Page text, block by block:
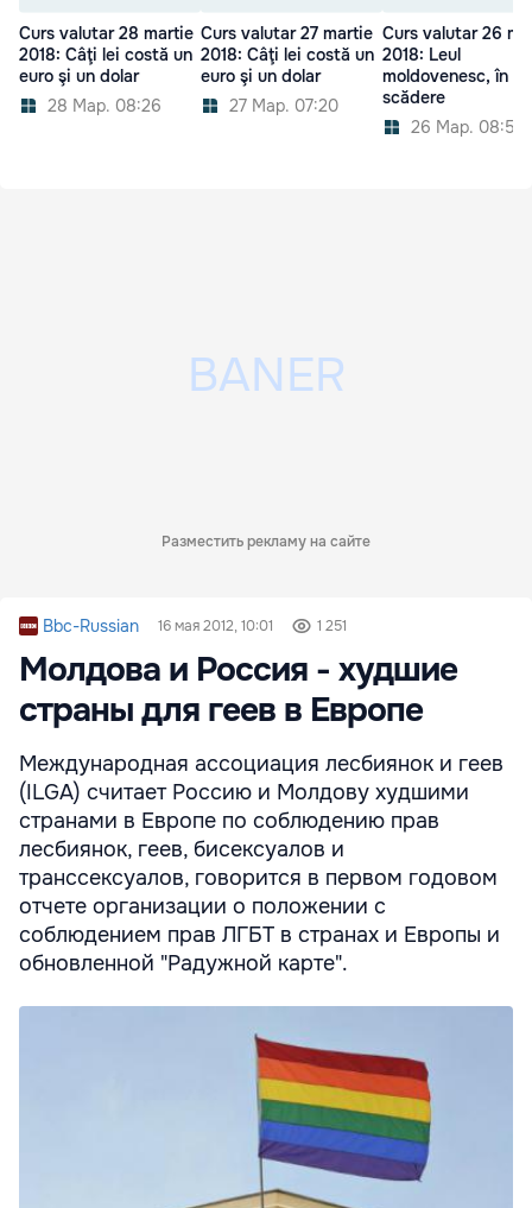
Curs valutar 28 martie
2018: Câţi lei costă un
euro şi un dolar
28 Мар. 08:26
Curs valutar 27 martie
2018: Câţi lei costă un
euro şi un dolar
27 Мар. 07:20
Curs valutar 26
2018: Leul
moldovenesc, în
scădere
26 Мар. 08:59
Разместить рекламу на сайте
Bbc-Russian 16 мая 2012, 10:01 1 251
Молдова и Россия - худшие
страны для геев в Европе
Международная ассоциация лесбиянок и геев
(ILGA) считает Россию и Молдову худшими
странами в Европе по соблюдению прав
лесбиянок, геев, бисексуалов и
транссексуалов, говорится в первом годовом
отчете организации о положении с
соблюдением прав ЛГБТ в странах и Европы и
обновленной "Радужной карте".